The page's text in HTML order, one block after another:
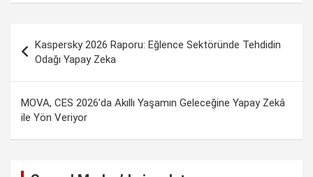
e
b
o
o
k
t
s
A
p
p
k
e
d
I
n
e
r
a
m
y
i
n
k
r
e
gezinmesi
Kaspersky 2026 Raporu: Eğlence Sektöründe Tehdidin
Odağı Yapay Zeka
MOVA, CES 2026’da Akıllı Yaşamın Geleceğine Yapay Zekâ
ile Yön Veriyor